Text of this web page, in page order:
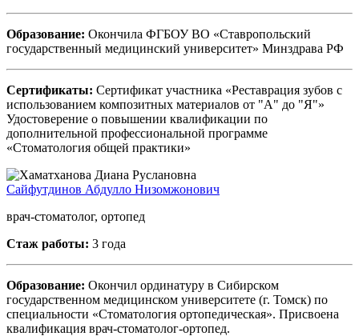
Образование: Окончила ФГБОУ ВО «Ставропольский
государственный медицинский университет» Минздрава РФ
Сертификаты: Сертификат участника «Реставрация зубов с
использованием композитных материалов от "А" до "Я"»
Удостоверение о повышении квалификации по
дополнительной профессиональной программе
«Стоматология общей практики»
Сайфутдинов Абдулло Низомжонович
врач-стоматолог, ортопед
Стаж работы: 3 года
Образование: Окончил ординатуру в Сибирском
государственном медицинском университете (г. Томск) по
специальности «Стоматология ортопедическая». Присвоена
квалификация врач-стоматолог-ортопед.